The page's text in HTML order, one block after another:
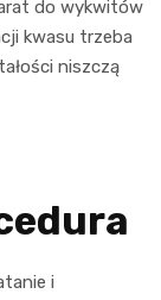
do wykwitów
kwasu trzeba
niszczą
i